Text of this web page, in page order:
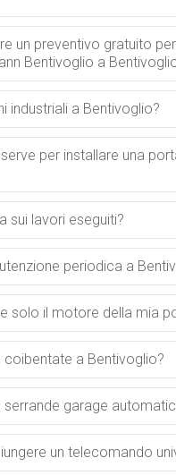
un preventivo gratuito
Bentivoglio a
industriali a Bentivoglio?
per installare una
sui lavori eseguiti?
periodica a
solo il motore della mia
coibentate a Bentivoglio?
serrande garage
un telecomando